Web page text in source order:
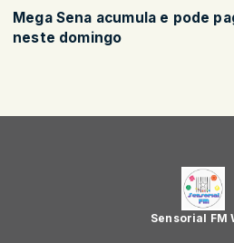
Mega Sena acumula e pode
neste domingo
Sensorial FM